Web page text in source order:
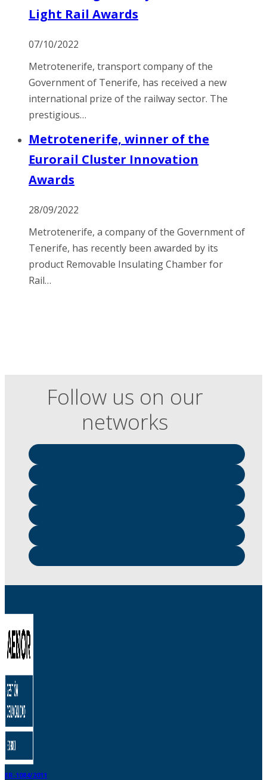
Light Rail Awards
07/10/2022
Metrotenerife, transport company of the
Government of Tenerife, has received a new
international prize of the railway sector. The
prestigious…
Metrotenerife, winner of the
Eurorail Cluster Innovation
Awards
28/09/2022
Metrotenerife, a company of the Government of
Tenerife, has recently been awarded by its
product Removable Insulating Chamber for
Rail…
Follow us on our
networks
ER-1084/2011